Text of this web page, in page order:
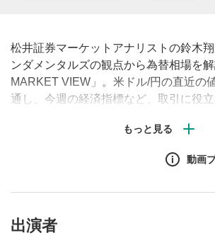
松井証券マーケットアナリストの鈴木
ンダメンタルズの観点から為替相場を
MARKET VIEW」。米ドル/円の直近の
通し、今週の経済指標など、取引に役
動画
出演者